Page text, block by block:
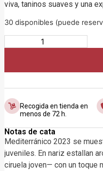
viva, taninos suaves y una
30 disponibles (puede
Recogida en tienda en
menos de 72 h.
Notas de cata
Mediterránico 2023 se
juveniles. En nariz estallan
ciruela joven— con un toque